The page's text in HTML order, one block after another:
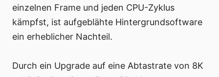
einzelnen Frame und jeden CPU-Zyklus
kämpfst, ist aufgeblähte Hintergrundsoftware
ein erheblicher Nachteil.
Durch ein Upgrade auf eine Abtastrate von 8K